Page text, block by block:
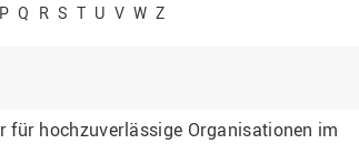
P Q R S T U V W Z
für hochzuverlässige Organisationen im